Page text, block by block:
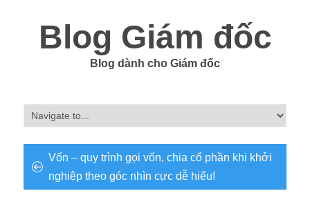
Blog Giám đốc
Blog dành cho Giám đốc
Vốn – quy trình gọi vốn, chia cổ phần khi khởi
nghiệp theo góc nhìn cực dễ hiểu!